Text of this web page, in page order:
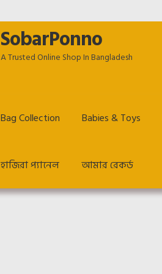
Skip
to
navigation
Skip
to
content
SobarPonno
A Trusted Online Shop In Bangladesh
Bag Collection Babies & Toys
হাজিরা প্যানেল আমার রেকর্ড